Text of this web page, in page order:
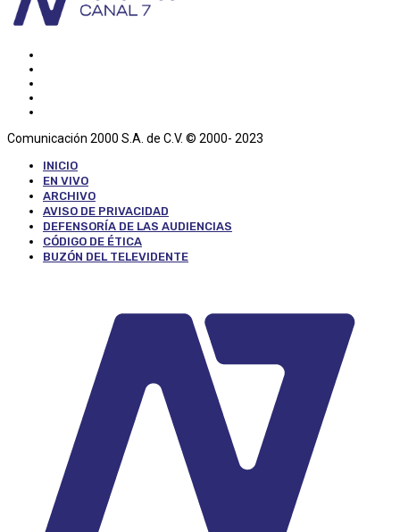
Comunicación 2000 S.A. de C.V. © 2000- 2023
INICIO
EN VIVO
ARCHIVO
AVISO DE PRIVACIDAD
DEFENSORÍA DE LAS AUDIENCIAS
CÓDIGO DE ÉTICA
BUZÓN DEL TELEVIDENTE